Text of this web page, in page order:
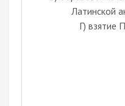
Латинской
Г) взятие